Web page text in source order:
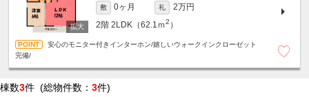
敷 0ヶ月 礼
2万円
2階 2LDK（62.1ｍ2 ）
安心のモニター付きインターホン/嬉しいウォークインクローゼット
完備/
棟数3件 (総物件数： 3件)